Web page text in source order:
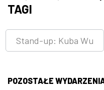
TAGI
Stand-up: Kuba Wu
POZOSTAŁE